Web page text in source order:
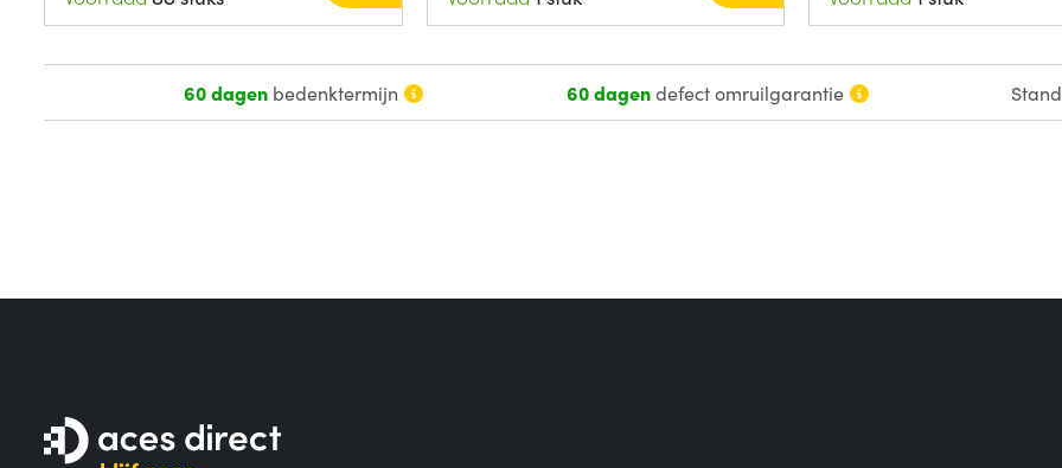
60 dagenbedenktermijn 60 dagendefect omruilgarantie